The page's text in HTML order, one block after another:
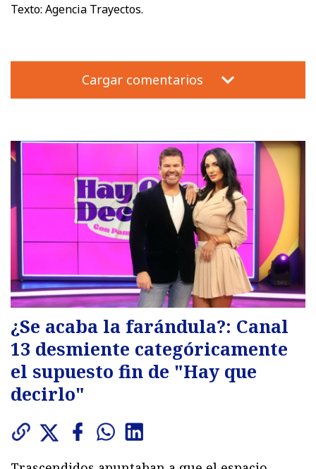
Texto: Agencia Trayectos.
Cargar comentarios
¿Se acaba la farándula?: Canal
13 desmiente categóricamente
el supuesto fin de "Hay que
decirlo"